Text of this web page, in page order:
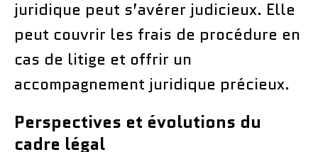
juridique peut s’avérer judicieux. Elle
peut couvrir les frais de procédure en
cas de litige et offrir un
accompagnement juridique précieux.
Perspectives et évolutions du
cadre légal